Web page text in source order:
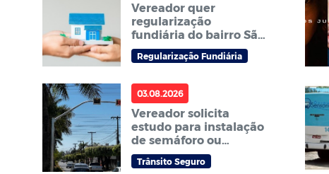
Vereador quer
regularização
fundiária do bairro São
Mateus
Regularização Fundiária
03.08.2026
Vereador solicita
estudo para instalação
de semáforo ou
redutor de velocidade
na avenida Curitiba no
Trânsito Seguro